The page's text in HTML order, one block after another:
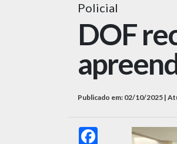
Policial
DOF
Publicado em: 02/10/2025 |
Facebook